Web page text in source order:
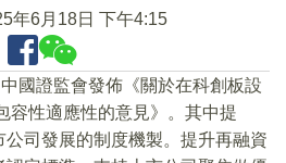
年6月18日 下午4:15
國證監會發佈《關於在科創板設
容性適應性的意見》。其中提
司發展的制度機製。提升再融資